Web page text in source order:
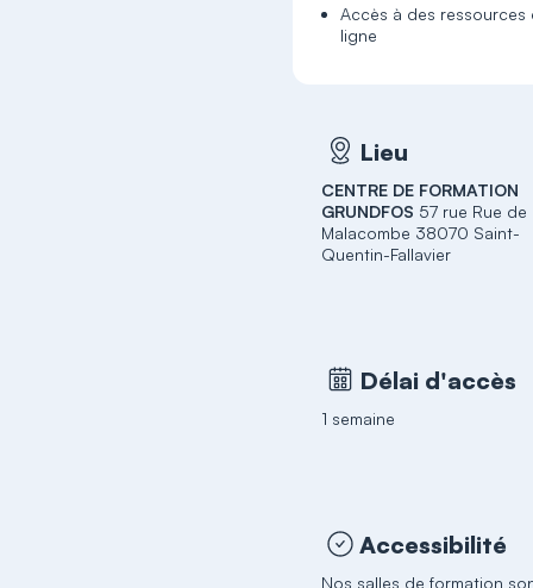
Accès à des ressources
ligne
Lieu
CENTRE DE FORMATION
GRUNDFOS 57 rue Rue de
Malacombe 38070 Saint-
Quentin-Fallavier
Délai d'accès
1 semaine
Accessibilité
Nos salles de formation